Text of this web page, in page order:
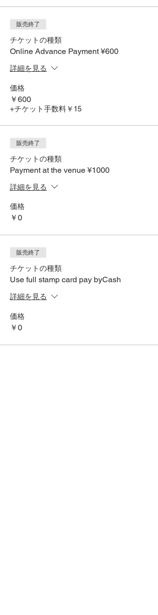
販売終了
チケットの種類
Online Advance Payment ¥600
詳細を見る
価格
￥600
+チケット手数料￥15
販売終了
チケットの種類
Payment at the venue ¥1000
詳細を見る
価格
￥0
販売終了
チケットの種類
Use full stamp card pay byCash
詳細を見る
価格
￥0